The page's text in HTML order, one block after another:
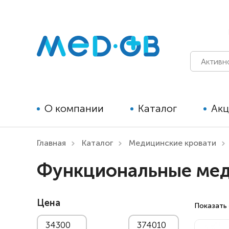
О компании Каталог
реабилитации для детей
реабилитации для взрослых
Главная Каталог Медицинские кровати
Функциональные
Цена Показать